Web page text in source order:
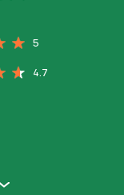
5
4.7